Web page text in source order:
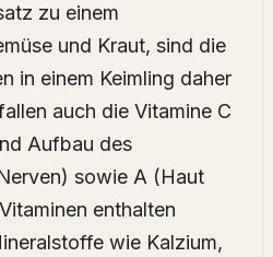
zu einem
und Kraut, sind die
in einem Keimling daher
auch die Vitamine C
Aufbau des
sowie A (Haut
enthalten
wie Kalzium,